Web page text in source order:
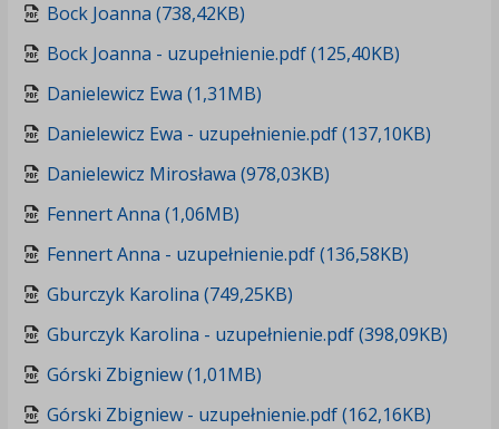
Bock Joanna (738,42KB)
Bock Joanna - uzupełnienie.pdf (125,40KB)
Danielewicz Ewa (1,31MB)
Danielewicz Ewa - uzupełnienie.pdf (137,10KB)
Danielewicz Mirosława (978,03KB)
Fennert Anna (1,06MB)
Fennert Anna - uzupełnienie.pdf (136,58KB)
Gburczyk Karolina (749,25KB)
Gburczyk Karolina - uzupełnienie.pdf (398,09KB)
Górski Zbigniew (1,01MB)
Górski Zbigniew - uzupełnienie.pdf (162,16KB)